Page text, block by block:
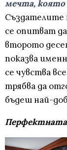
мечта, която
Създателите
се опитват
второто
показва
се чувства
трябва да
бъдеш най-
Перфектната